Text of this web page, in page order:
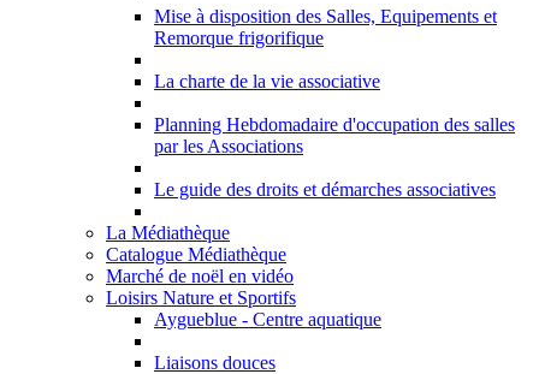
Mise à disposition des Salles, Equipements et
Remorque frigorifique
La charte de la vie associative
Planning Hebdomadaire d'occupation des salles
par les Associations
Le guide des droits et démarches associatives
La Médiathèque
Catalogue Médiathèque
Marché de noël en vidéo
Loisirs Nature et Sportifs
Aygueblue - Centre aquatique
Liaisons douces